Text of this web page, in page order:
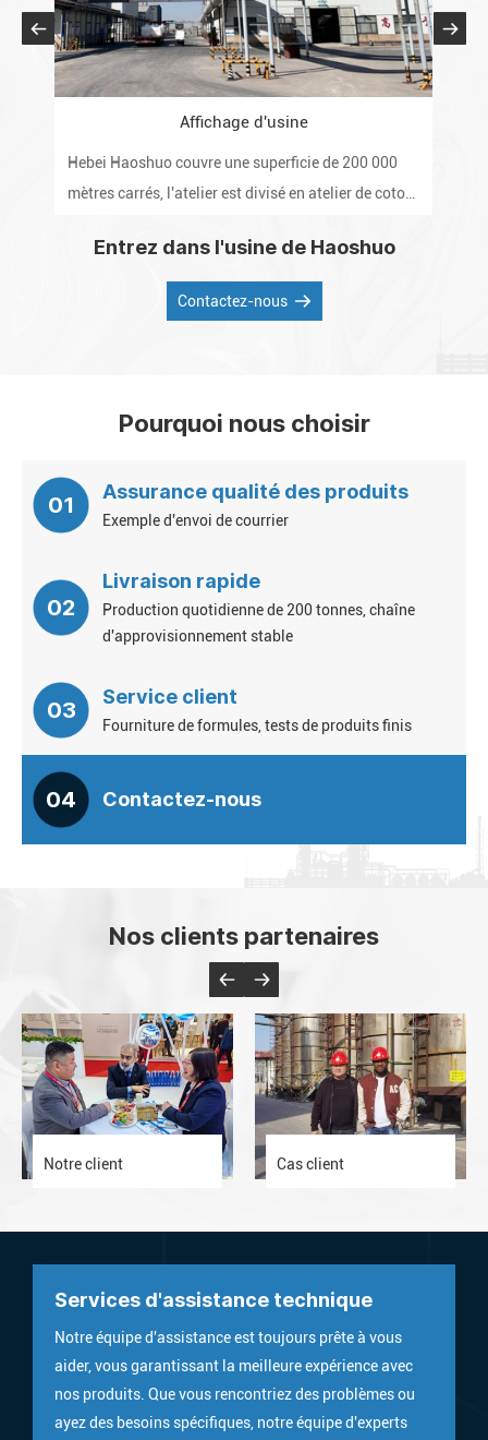
Affichage d'usine
Hebei Haoshuo couvre une superficie de 200 000
mètres carrés, l'atelier est divisé en atelier de coton
poudrage, laboratoire et entrepôt.
Entrez dans l'usine de Haoshuo
Contactez-nous
Pourquoi nous choisir
01
Assurance qualité des produits
Exemple d'envoi de courrier
02
Livraison rapide
Production quotidienne de 200 tonnes, chaîne
d'approvisionnement stable
03
Service client
Fourniture de formules, tests de produits finis
04 Contactez-nous
Nos clients partenaires
Notre client Cas client
Services d'assistance technique
Notre équipe d'assistance est toujours prête à vous
aider, vous garantissant la meilleure expérience avec
nos produits. Que vous rencontriez des problèmes ou
ayez des besoins spécifiques, notre équipe d'experts